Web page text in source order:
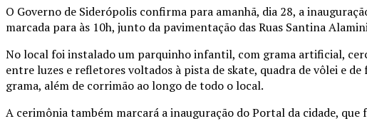
O Governo de Siderópolis confirma para amanhã, dia 28, a
marcada para às 10h, junto da pavimentação das Ruas Santina
No local foi instalado um parquinho infantil, com grama artificial,
entre luzes e refletores voltados à pista de skate, quadra de vôlei e
grama, além de corrimão ao longo de todo o local.
A cerimônia também marcará a inauguração do Portal da cidade,